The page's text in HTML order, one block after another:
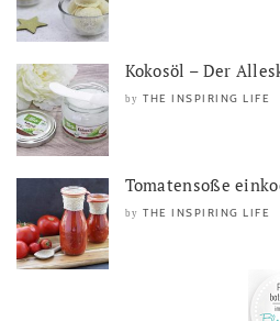
Kokosöl – Der
by THE INSPIRING LIFE
Tomatensoße
by THE INSPIRING LIFE